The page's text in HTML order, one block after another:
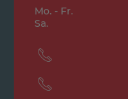
Mo. - Fr.
Sa.